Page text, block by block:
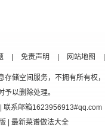
免责声明 网站地图
空间服务，不拥有所有权
予以删除处理。
联系邮箱1623956913#qq.com
| 最新菜谱做法大全